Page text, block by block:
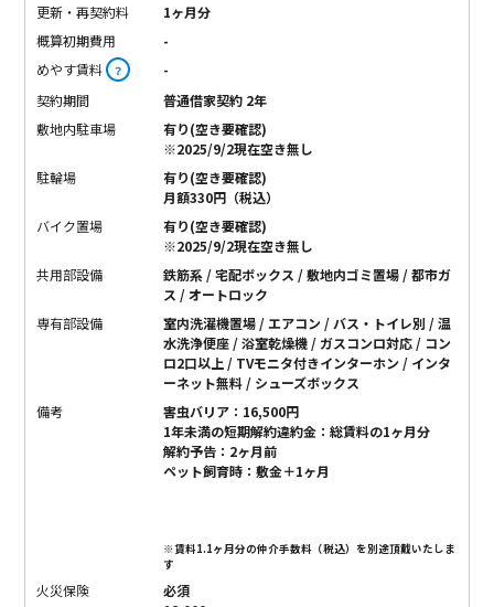
更新・再契約料
1ヶ月分
概算初期費用
-
めやす賃料 ？
-
契約期間
普通借家契約 2年
敷地内駐車場
有り(空き要確認)
※2025/9/2現在空き無し
駐輪場
有り(空き要確認)
月額330円（税込）
バイク置場
有り(空き要確認)
※2025/9/2現在空き無し
共用部設備
鉄筋系 / 宅配ボックス / 敷地内ゴミ置場 / 都市ガ
ス / オートロック
専有部設備
室内洗濯機置場 / エアコン / バス・トイレ別 / 温
水洗浄便座 / 浴室乾燥機 / ガスコンロ対応 / コン
ロ2口以上 / TVモニタ付きインターホン / インタ
ーネット無料 / シューズボックス
備考
害虫バリア：16,500円
1年未満の短期解約違約金：総賃料の1ヶ月分
解約予告：2ヶ月前
ペット飼育時：敷金＋1ヶ月
※賃料1.1ヶ月分の仲介手数料（税込）を別途頂戴いたしま
す
火災保険
必須